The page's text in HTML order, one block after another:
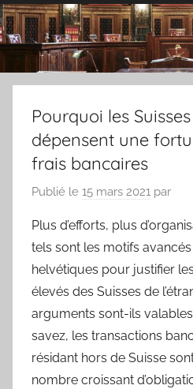
Pourquoi les
dépensent une
frais bancaires
Publié le 15 mars 2021 par
Plus d’efforts, plus
tels sont les motifs
helvétiques pour justifier
élevés des Suisses de
arguments sont-ils
savez, les transactions
résidant hors de Suisse
nombre croissant